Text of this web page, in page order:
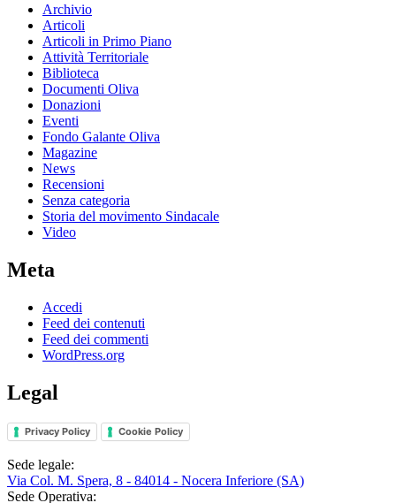
Archivio
Articoli
Articoli in Primo Piano
Attività Territoriale
Biblioteca
Documenti Oliva
Donazioni
Eventi
Fondo Galante Oliva
Magazine
News
Recensioni
Senza categoria
Storia del movimento Sindacale
Video
Meta
Accedi
Feed dei contenuti
Feed dei commenti
WordPress.org
Legal
Privacy Policy Cookie Policy
Sede legale:
Via Col. M. Spera, 8 - 84014 - Nocera Inferiore (SA)
Sede Operativa: